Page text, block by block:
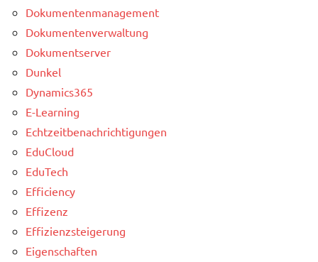
Dokumentenmanagement
Dokumentenverwaltung
Dokumentserver
Dunkel
Dynamics365
E-Learning
Echtzeitbenachrichtigungen
EduCloud
EduTech
Efficiency
Effizenz
Effizienzsteigerung
Eigenschaften